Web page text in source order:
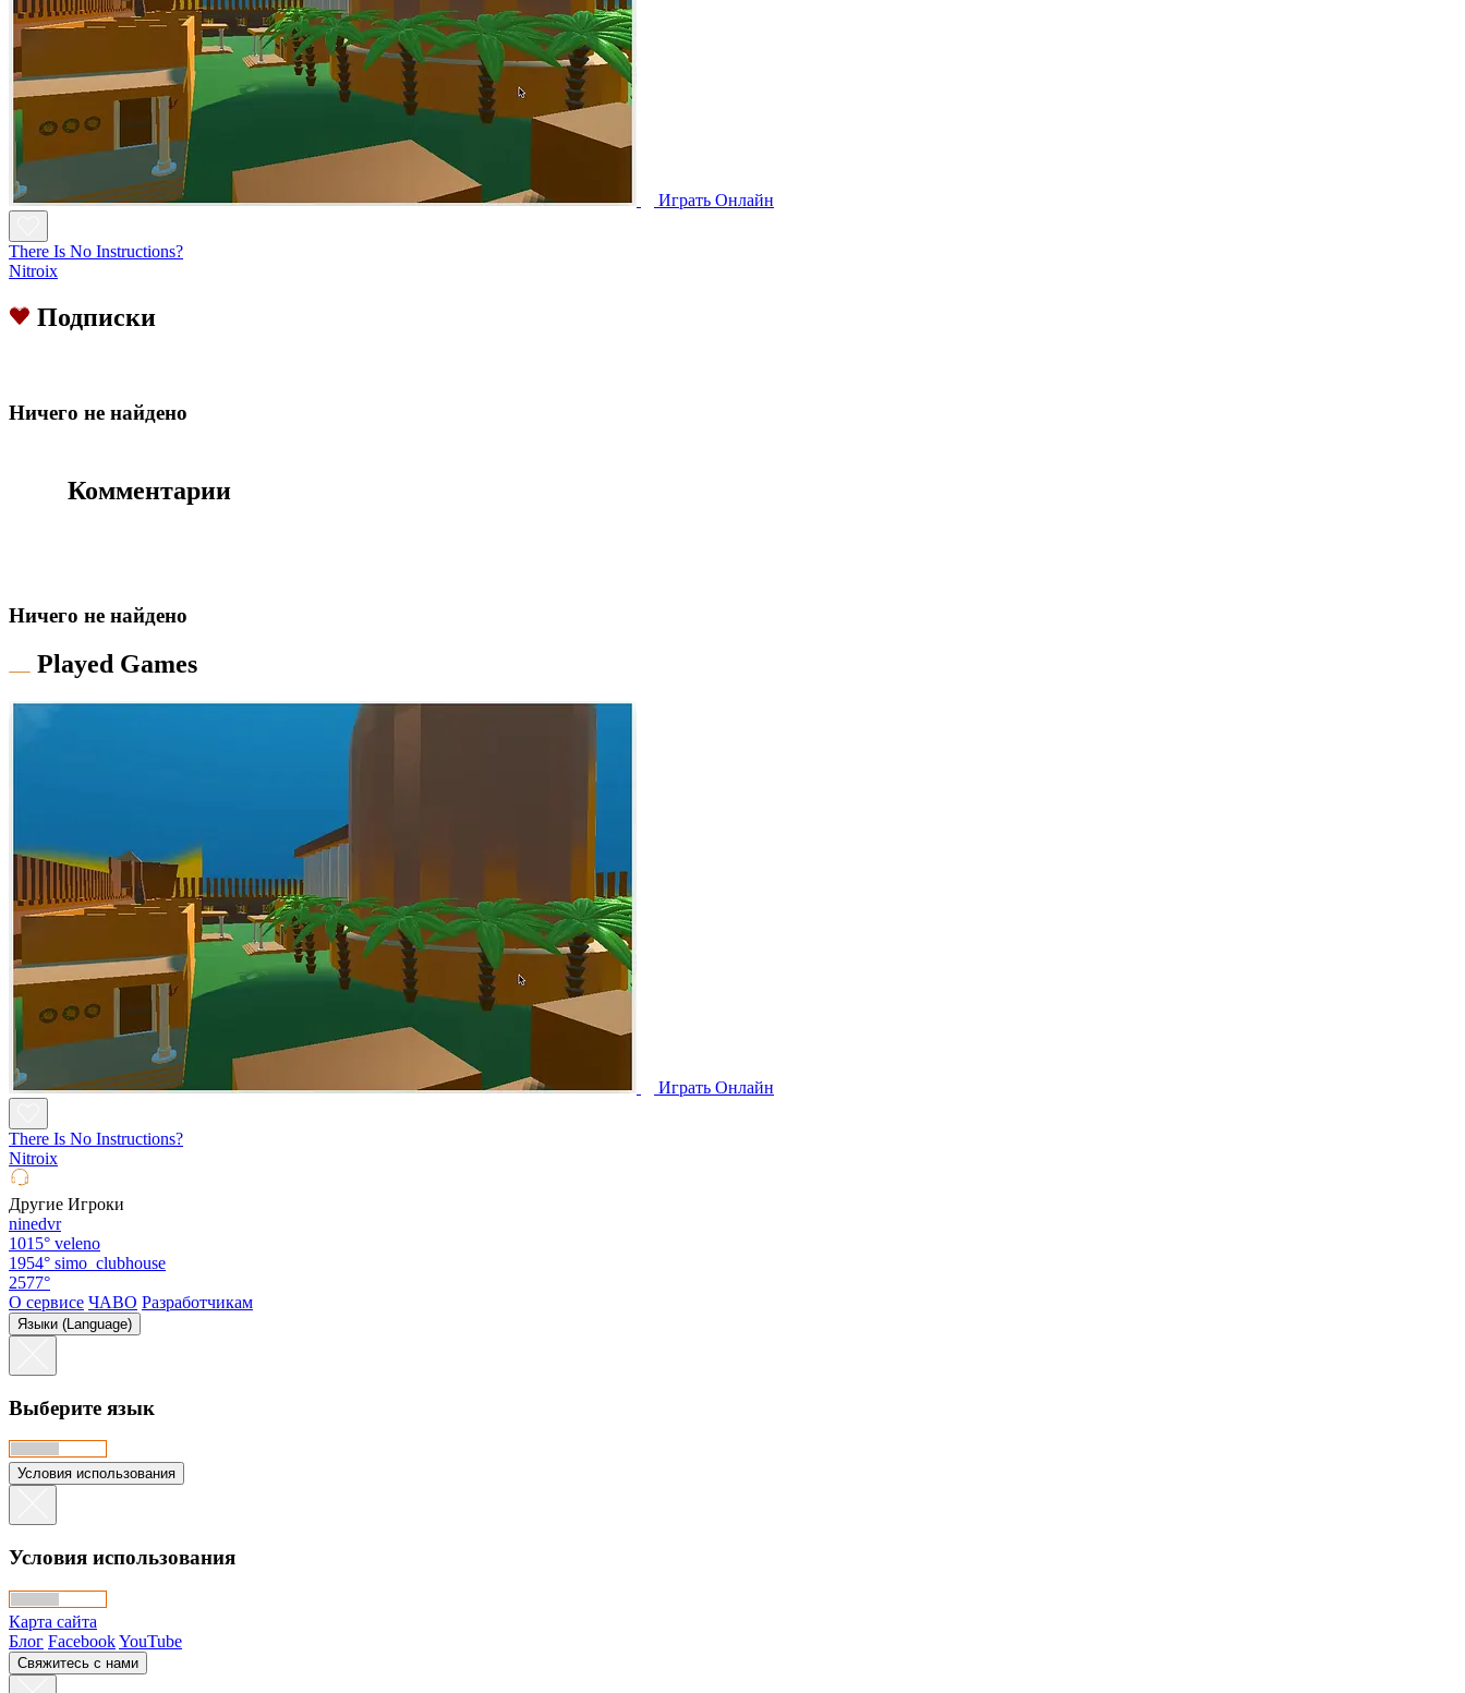
Играть Oнлайн
There Is No Instructions?
Nitroix
Подписки
Hичего не найдено
Комментарии
Hичего не найдено
Played Games
Играть Oнлайн
There Is No Instructions?
Nitroix
Другие Игроки
ninedvr
1015° veleno
1954° simo_clubhouse
2577°
О сервисе ЧАВО Разработчикам
Языки (Language)
Выберите язык
Условия использования
Условия использования
Карта сайта
Блог FacebookYouTube
Свяжитесь с нами